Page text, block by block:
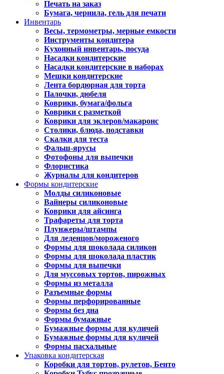
Печать на заказ
Бумага, чернила, гель для печати
Инвентарь
Весы, термометры, мерные емкости
Инструменты кондитера
Кухонный инвентарь, посуда
Насадки кондитерские
Насадки кондитерские в наборах
Мешки кондитерские
Лента бордюрная для торта
Палочки, дюбеля
Коврики, бумага/фольга
Коврики с разметкой
Коврики для эклеров/макаронс
Столики, блюда, подставки
Скалки для теста
Фальш-ярусы
Фотофоны для выпечки
Флористика
Журналы для кондитеров
Формы кондитерские
Молды силиконовые
Вайнеры силиконовые
Коврики для айсинга
Трафареты для торта
Плунжеры/штампы
Для леденцов/мороженого
Формы для шоколада силикон
Формы для шоколада пластик
Формы для выпечки
Для муссовых тортов, пирожных
Формы из металла
Разъемные формы
Формы перфорированные
Формы без дна
Формы бумажные
Бумажные формы для куличей
Бумажные формы для куличей
Формы пасхальные
Упаковка кондитерская
Коробки для тортов, рулетов, Бенто